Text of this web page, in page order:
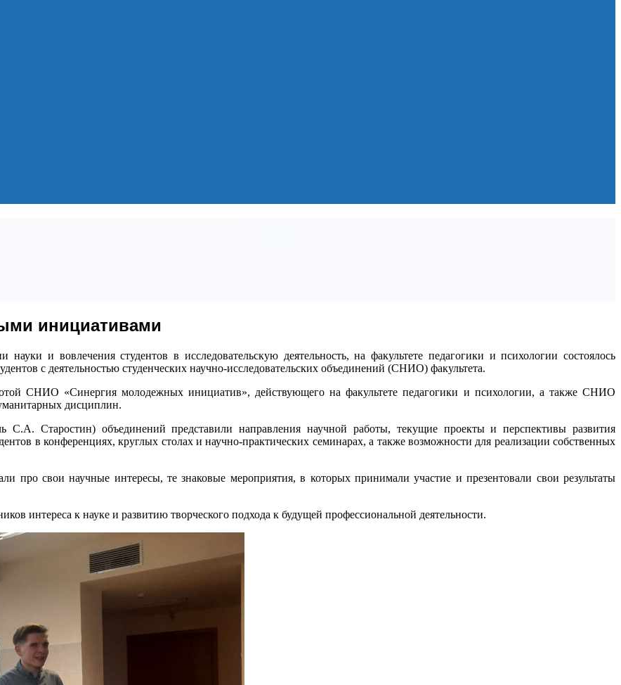
инициативами
и вовлечения студентов в исследовательскую деятельность, на факультете педагогики и психологии состоялось
с деятельностью студенческих научно-исследовательских объединений (СНИО) факультета.
СНИО «Синергия молодежных инициатив», действующего на факультете педагогики и психологии, а также СНИО
дисциплин.
С.А. Старостин) объединений представили направления научной работы, текущие проекты и перспективы развития
в конференциях, круглых столах и научно-практических семинарах, а также возможности для реализации собственных
про свои научные интересы, те знаковые мероприятия, в которых принимали участие и презентовали свои результаты
интереса к науке и развитию творческого подхода к будущей профессиональной деятельности.